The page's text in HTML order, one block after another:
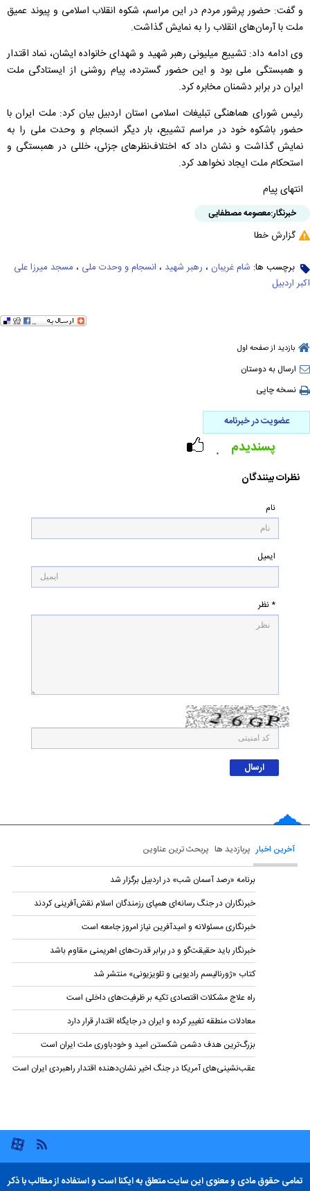
و گفت: حضور پرشور مردم در این مراسم، شکوه انقلاب اسلامی و پیوند عمیق
ملت با آرمان‌های انقلاب را به نمایش گذاشت.
وی ادامه داد: تشییع میلیونی رهبر شهید و شهدای خانواده ایشان، نماد اقتدار
و همبستگی ملی بود و این حضور گسترده، پیام روشنی از ایستادگی ملت
ایران در برابر دشمنان مخابره کرد.
رئیس شورای هماهنگی تبلیغات اسلامی استان اردبیل بیان کرد: ملت ایران با
حضور باشکوه خود در مراسم تشییع، بار دیگر انسجام و وحدت ملی را به
نمایش گذاشت و نشان داد که اختلاف‌نظر‌های جزئی، خللی در همبستگی و
استحکام ملت ایجاد نخواهد کرد.
انتهای پیام
خبرنگار:معصومه مصطفایی
گزارش خطا
برچسب ها: شام غریبان ، رهبر شهید ، انسجام و وحدت ملی ، مسجد میرزا علی
اکبر اردبیل
بازدید از صفحه اول
ارسال به دوستان
نسخه چاپی
عضویت در خبرنامه
۰ پسندیدم
نظرات بینندگان
نام
ایمیل
* نظر
آخرین اخبار پربازدید ها پربحث ترین عناوین
برنامه «رصد آسمان شب» در اردبیل برگزار شد
خبرنگاران در جنگ رسانه‌ای همپای رزمندگان اسلام نقش‌آفرینی کردند
خبرنگاری مسئولانه و امیدآفرین نیاز امروز جامعه است
خبرنگار باید حقیقت‌گو و در برابر قدرت‌های اهریمنی مقاوم باشد
کتاب «ژورنالیسم رادیویی و تلویزیونی» منتشر شد
راه علاج مشکلات اقتصادی تکیه بر ظرفیت‌های داخلی است
معادلات منطقه تغییر کرده و ایران در جایگاه اقتدار قرار دارد
بزرگ‌ترین هدف دشمن شکستن امید و خودباوری ملت ایران است
عقب‌نشینی‌های آمریکا در جنگ اخیر نشان‌دهنده اقتدار راهبردی ایران است
تمامی حقوق مادی و معنوی این سایت متعلق به ایکنا است و استفاده از مطالب با ذکر